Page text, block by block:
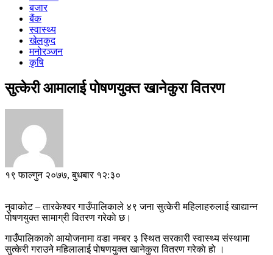
बजार
बैंक
स्वास्थ्य
खेलकुद
मनोरञ्जन
कृषि
सुत्केरी आमालाई पाेषणयुक्त खानेकुरा वितरण
१९ फाल्गुन २०७७, बुधबार १२:३०
नुवाकोट – तारकेश्वर गाउँपालिकाले ४९ जना सुत्केरी महिलाहरुलाई खाद्यान्न
पाेषणयुक्त सामाग्री वितरण गरेकाे छ।
गाउँपालिकाकाे आयोजनामा वडा नम्बर ३ स्थित सरकारी स्वास्थ्य संस्थामा
सुत्केरी गराउने महिलालाई पाेषणयुक्त खानेकुरा वितरण गरेकाे हो ।